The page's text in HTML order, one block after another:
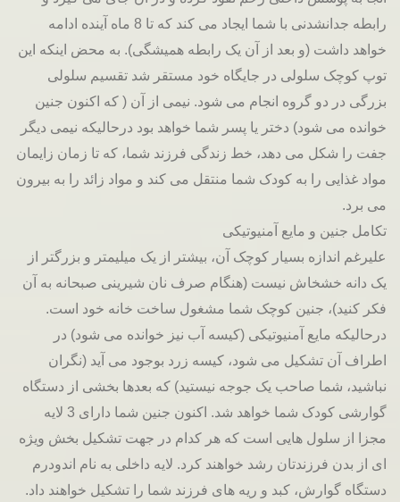
رابطه جدانشدنی با شما ایجاد می کند که تا 8 ماه آینده ادامه
خواهد داشت (و بعد از آن یک رابطه همیشگی). به محض اینکه این
توپ کوچک سلولی در جایگاه خود مستقر شد تقسیم سلولی
بزرگی در دو گروه انجام می شود. نیمی از آن ( که اکنون جنین
خوانده می شود) دختر یا پسر شما خواهد بود درحالیکه نیمی دیگر
جفت را شکل می دهد، خط زندگی فرزند شما، که تا زمان زایمان
مواد غذایی را به کودک شما منتقل می کند و مواد زائد را به بیرون
می برد.
تکامل جنین و مایع آمنیوتیکی
علیرغم اندازه بسیار کوچک آن، بیشتر از یک میلیمتر و بزرگتر از
یک دانه خشخاش نیست (هنگام صرف نان شیرینی صبحانه به آن
فکر کنید)، جنین کوچک شما مشغول ساخت خانه خود است.
درحالیکه مایع آمنیوتیکی (کیسه آب نیز خوانده می شود) در
اطراف آن تشکیل می شود، کیسه زرد بوجود می آید (نگران
نباشید، شما صاحب یک جوجه نیستید) که بعدها بخشی از دستگاه
گوارشی کودک شما خواهد شد. اکنون جنین شما دارای 3 لایه
مجزا از سلول هایی است که هر کدام در جهت تشکیل بخش ویژه
ای از بدن فرزندتان رشد خواهند کرد. لایه داخلی به نام اندودرم
دستگاه گوارش، کبد و ریه های فرزند شما را تشکیل خواهند داد.